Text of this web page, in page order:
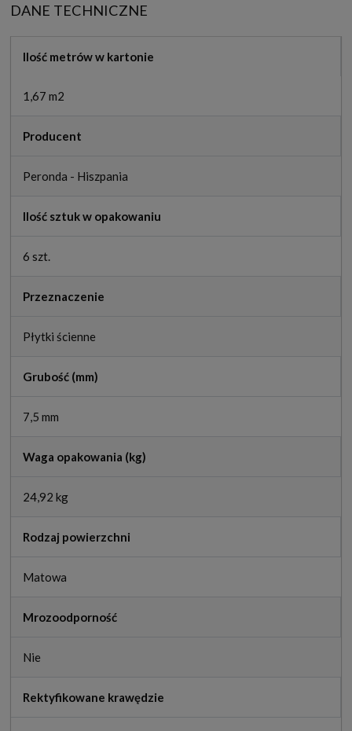
DANE TECHNICZNE
Ilość metrów w kartonie
1,67 m2
Producent
Peronda - Hiszpania
Ilość sztuk w opakowaniu
6 szt.
Przeznaczenie
Płytki ścienne
Grubość (mm)
7,5 mm
Waga opakowania (kg)
24,92 kg
Rodzaj powierzchni
Matowa
Mrozoodporność
Nie
Rektyfikowane krawędzie